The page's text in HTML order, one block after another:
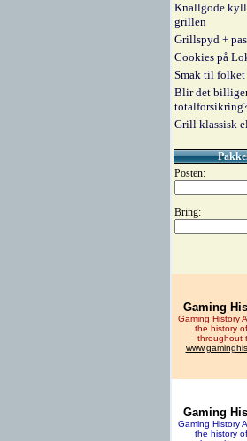
Knallgode
grillen
Grillspyd +
Cookies på
Smak til folket
Blir det
Grill klassisk
Posten:
Bring: